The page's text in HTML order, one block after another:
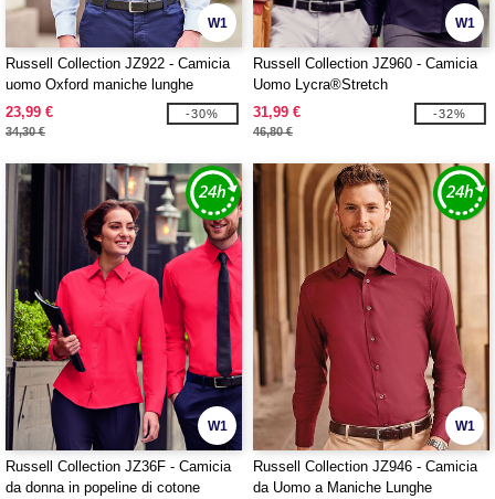
W1
Russell Collection JZ922 - Camicia
uomo Oxford maniche lunghe
23,99 €
34,30 €
-30%
W1
Russell Collection JZ960 - Camicia
Uomo Lycra®Stretch
31,99 €
46,80 €
-32%
W1
Russell Collection JZ36F - Camicia
da donna in popeline di cotone
W1
Russell Collection JZ946 - Camicia
da Uomo a Maniche Lunghe